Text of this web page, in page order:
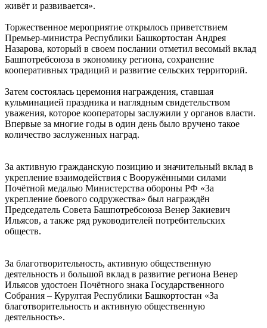
живёт и развивается».
Торжественное мероприятие открылось приветствием
Премьер-министра Республики Башкортостан Андрея
Назарова, который в своем послании отметил весомый вклад
Башпотребсоюза в экономику региона, сохранение
кооперативных традиций и развитие сельских территорий.
Затем состоялась церемония награждения, ставшая
кульминацией праздника и наглядным свидетельством
уважения, которое кооператоры заслужили у органов власти.
Впервые за многие годы в один день было вручено такое
количество заслуженных наград.
За активную гражданскую позицию и значительный вклад в
укрепление взаимодействия с Вооружёнными силами
Почётной медалью Министерства обороны РФ «За
укрепление боевого содружества» был награждён
Председатель Совета Башпотребсоюза Венер Закиевич
Ильясов, а также ряд руководителей потребительских
обществ.
За благотворительность, активную общественную
деятельность и большой вклад в развитие региона Венер
Ильясов удостоен Почётного знака Государственного
Собрания – Курултая Республики Башкортостан «За
благотворительность и активную общественную
деятельность».